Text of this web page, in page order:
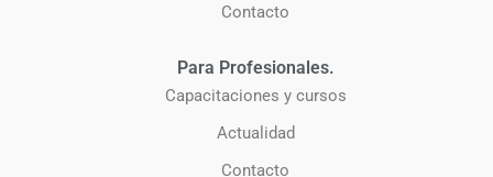
Contacto
Para Profesionales.
Capacitaciones y cursos
Actualidad
Contacto